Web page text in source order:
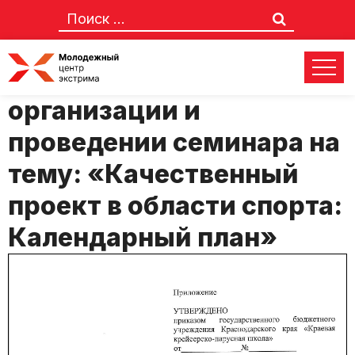
ПОЛОЖЕНИЕ об
организации и
проведении семинара на
тему: «Качественный
проект в области спорта:
Календарный план»